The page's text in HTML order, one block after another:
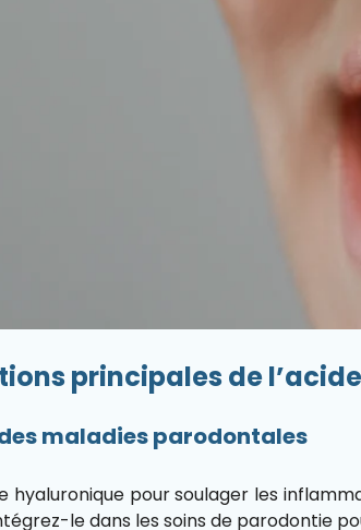
principales de
maladies parodontales
hyaluronique pour soulager les
le dans les soins de parodontie